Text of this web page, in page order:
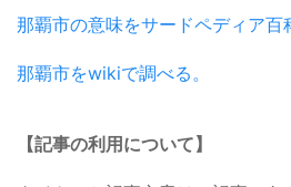
那覇市の意味をサードペディア百
那覇市をwikiで調べる。
【記事の利用について】